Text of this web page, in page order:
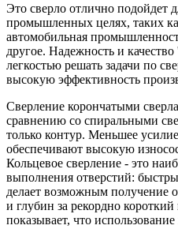
Это сверло отлично подойдет
промышленных целях, таких
автомобильная
другое. Надежность и
легкостью решать задачи по
высокую эффективность
Сверление корончатыми
сравнению со спиральными
только контур. Меньшее
обеспечивают высокую
Кольцевое сверление - это
выполнения отверстий:
делает возможным получение
и глубин за рекордно
показывает, что